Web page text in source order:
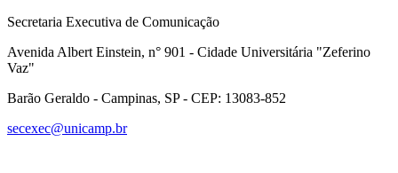
Secretaria Executiva de Comunicação
Avenida Albert Einstein, n° 901 - Cidade Universitária "Zeferino
Vaz"
Barão Geraldo - Campinas, SP - CEP: 13083-852
secexec@unicamp.br